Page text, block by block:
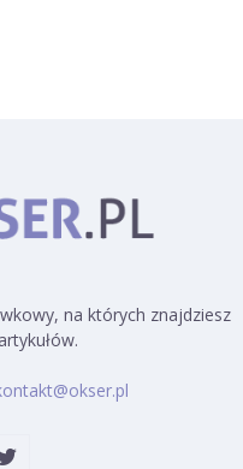
na których znajdziesz